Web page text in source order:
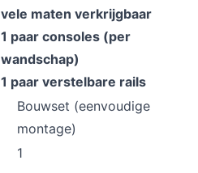
vele maten verkrijgbaar
1 paar consoles (per
wandschap)
1 paar verstelbare rails
Bouwset (eenvoudige
montage)
1